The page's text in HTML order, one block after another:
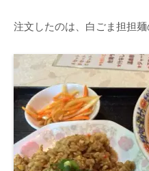
注文したのは、白ごま担担